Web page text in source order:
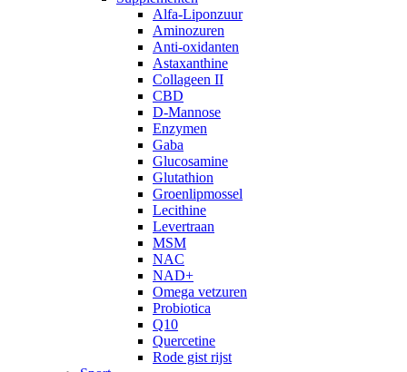
Alfa-Liponzuur
Aminozuren
Anti-oxidanten
Astaxanthine
Collageen II
CBD
D-Mannose
Enzymen
Gaba
Glucosamine
Glutathion
Groenlipmossel
Lecithine
Levertraan
MSM
NAC
NAD+
Omega vetzuren
Probiotica
Q10
Quercetine
Rode gist rijst